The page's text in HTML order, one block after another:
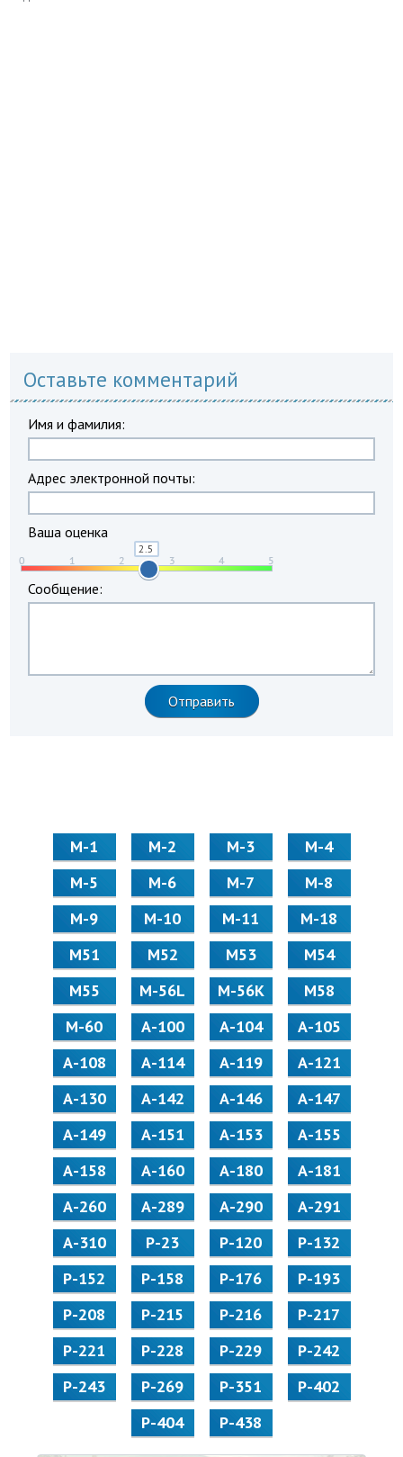
Оставьте комментарий
Имя и фамилия:
Адрес электронной почты:
Ваша оценка
Сообщение:
М-1 М-2 М-3
М-4
М-5
М-6 М-7
М-8
М-9
М-10 М-11
М-18
М51
М52 М53
М54
М55
M-56L M-56K
М58
M-60
А-100 А-104
А-105
А-108
А-114 А-119
А-121
А-130
А-142 А-146
А-147
А-149
А-151 А-153
А-155
А-158
А-160 А-180
А-181
А-260
А-289 А-290
А-291
А-310
Р-23 Р-120
Р-132
Р-152
Р-158 Р-176
Р-193
Р-208
Р-215 Р-216
Р-217
Р-221
Р-228 Р-229
Р-242
Р-243
Р-269 Р-351
Р-402
Р-404
Р-438